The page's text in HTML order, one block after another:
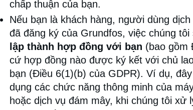
chấp thuận của bạn.
Nếu bạn là khách hàng, người dùng
đã đăng ký của Grundfos, việc chúng
lập thành hợp đồng với bạn (bao gồm
cứ hợp đồng nào được ký kết với chủ
bạn (Điều 6(1)(b) của GDPR). Ví dụ,
dụng các chức năng thông minh của
hoặc dịch vụ đám mây, khi chúng tôi xử